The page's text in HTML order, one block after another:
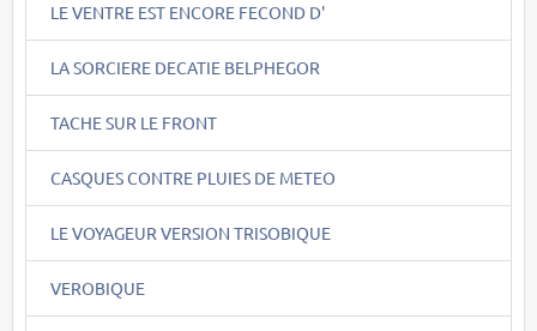
LE VENTRE EST ENCORE FECOND D'
LA SORCIERE DECATIE BELPHEGOR
TACHE SUR LE FRONT
CASQUES CONTRE PLUIES DE METEO
LE VOYAGEUR VERSION TRISOBIQUE
VEROBIQUE